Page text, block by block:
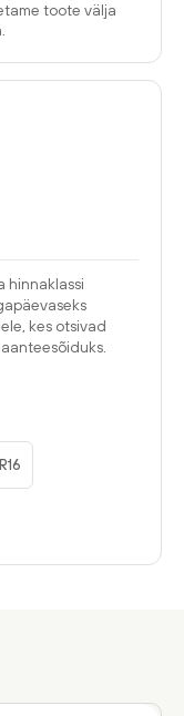
toote välja
hinnaklassi
kes otsivad